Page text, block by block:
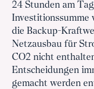
24 Stunden am
Investitionssumme
die Backup-
Netzausbau für
CO2 nicht
Entscheidungen
gemacht werden